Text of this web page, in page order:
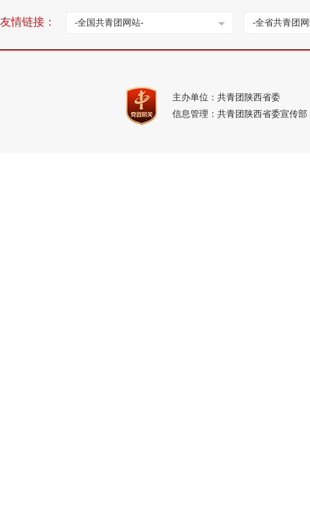
友情链接： -全国共青团网站- -全省共青团
主办单位：共青团陕西省委
信息管理：共青团陕西省委宣传部